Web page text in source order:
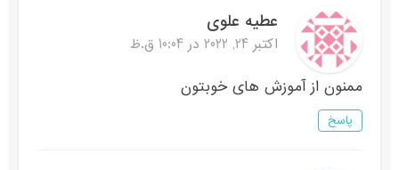
عطیه علوی
اکتبر 24, 2022 در 10:04 ق.ظ
ممنون از آموزش های خوبتون
پاسخ